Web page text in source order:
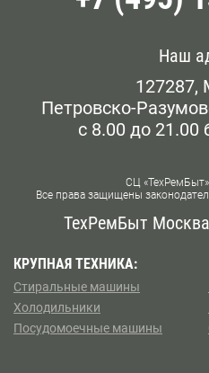
Наш
127287,
Петровско-
с 8.00 до
СЦ
Все права защищены
ТехРемБыт
КРУПНАЯ ТЕХНИКА:
Стиральные машины
Холодильники
Посудомоечные машины